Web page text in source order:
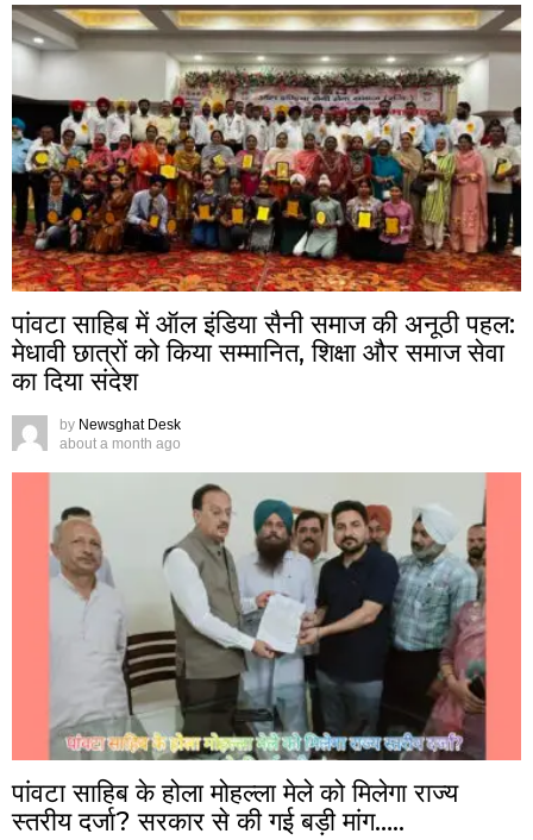
पांवटा साहिब में ऑल इंडिया सैनी समाज की अनूठी पहल:
मेधावी छात्रों को किया सम्मानित, शिक्षा और समाज सेवा
का दिया संदेश
by Newsghat Desk
about a month ago
पांवटा साहिब के होला मोहल्ला मेले को मिलेगा राज्य
स्तरीय दर्जा? सरकार से की गई बड़ी मांग…..